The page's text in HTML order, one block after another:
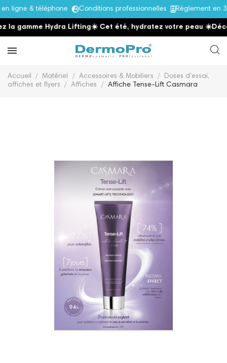
ligne & téléphone Conditions professionnelles Règlement en
la gamme Hydra Lifting☀️ Cet été, hydratez votre peau ☀️
Accueil Matériel Accessoires & Mobiliers
Doses d'essai,
affiches et flyers
Affiches Affiche Tense-Lift Casmara